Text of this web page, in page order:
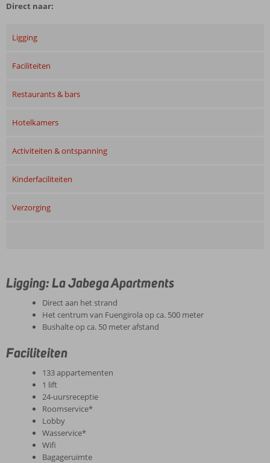
Direct naar:
Ligging
Faciliteiten
Restaurants & bars
Hotelkamers
Activiteiten & ontspanning
Kinderfaciliteiten
Verzorging
Ligging: La Jabega Apartments
Direct aan het strand
Het centrum van Fuengirola op ca. 500 meter
Bushalte op ca. 50 meter afstand
Faciliteiten
133 appartementen
1 lift
24-uursreceptie
Roomservice*
Lobby
Wasservice*
Wifi
Bagageruimte